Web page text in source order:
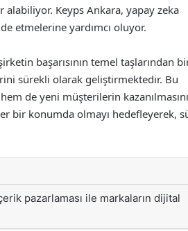
alabiliyor. Keyps Ankara, yapay zeka
etmelerine yardımcı oluyor.
başarısının temel taşlarından
sürekli olarak geliştirmektedir. Bu
de yeni müşterilerin kazanılmasını
bir konumda olmayı hedefleyerek,
pazarlaması ile markaların dijital